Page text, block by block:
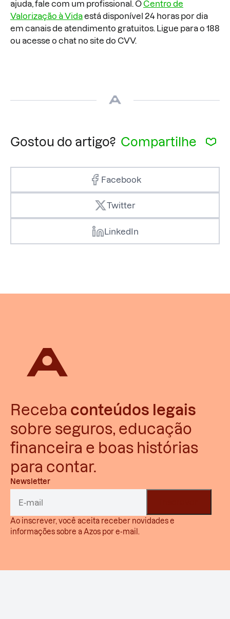
ajuda, fale com um profissional. O Centro de
Valorização à Vidaestá disponível 24 horas por dia
em canais de atendimento gratuitos. Ligue para o 188
ou acesse o chat no site do CVV.
Gostou do artigo? Compartilhe
Facebook
Twitter
LinkedIn
Receba conteúdos legais
sobre seguros, educação
financeira e boas histórias
para contar.
Newsletter
Ao inscrever, você aceita receber novidades e
informações sobre a Azos por e-mail.